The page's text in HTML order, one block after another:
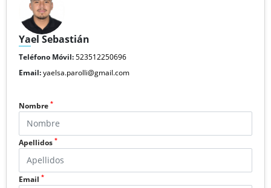
Yael Sebastián
Teléfono Móvil:523512250696
Email:yaelsa.parolli@gmail.com
Nombre *
Apellidos *
Email *